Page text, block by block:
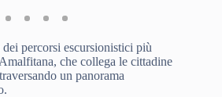
percorsi escursionistici più
che collega le cittadine
un panorama